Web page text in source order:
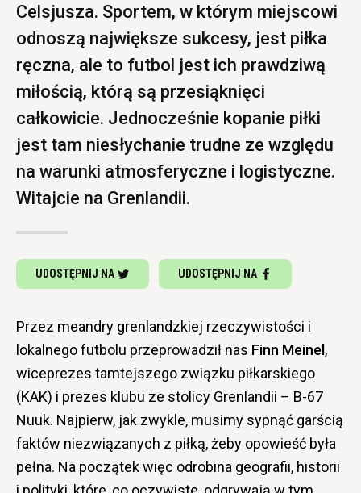
Celsjusza. Sportem, w którym miejscowi
odnoszą największe sukcesy, jest piłka
ręczna, ale to futbol jest ich prawdziwą
miłością, którą są przesiąknięci
całkowicie. Jednocześnie kopanie piłki
jest tam niesłychanie trudne ze względu
na warunki atmosferyczne i logistyczne.
Witajcie na Grenlandii.
UDOSTĘPNIJ NA UDOSTĘPNIJ NA
Przez meandry grenlandzkiej rzeczywistości i
lokalnego futbolu przeprowadził nas Finn Meinel,
wiceprezes tamtejszego związku piłkarskiego
(KAK) i prezes klubu ze stolicy Grenlandii – B-67
Nuuk. Najpierw, jak zwykle, musimy sypnąć garścią
faktów niezwiązanych z piłką, żeby opowieść była
pełna. Na początek więc odrobina geografii, historii